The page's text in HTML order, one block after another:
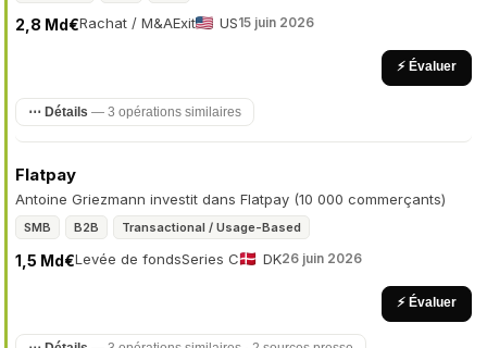
Rachat / M&A
2,8 Md€ Exit US15 juin 2026
⚡ Évaluer
⋯ Détails — 3 opérations similaires
Flatpay
Antoine Griezmann investit dans Flatpay (10 000 commerçants)
SMB B2B Transactional / Usage-Based
Levée de fonds
1,5 Md€ Series C DK26 juin 2026
⚡ Évaluer